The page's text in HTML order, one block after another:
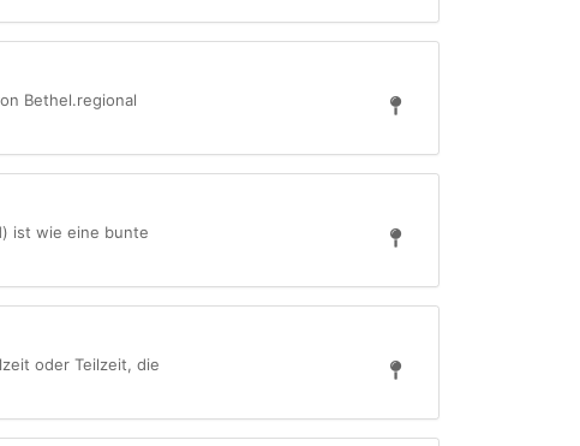
Bethel.regional
ist wie eine bunte
oder Teilzeit, die